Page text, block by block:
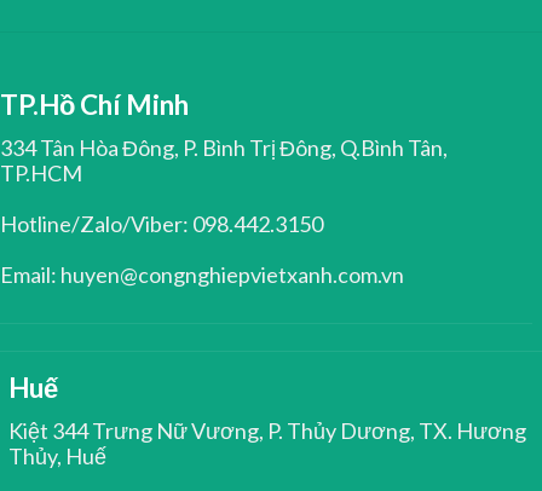
TP.Hồ Chí Minh
334 Tân Hòa Đông, P. Bình Trị Đông, Q.Bình Tân,
TP.HCM
Hotline/Zalo/Viber: 098.442.3150
Email: huyen@congnghiepvietxanh.com.vn
Huế
Kiệt 344 Trưng Nữ Vương, P. Thủy Dương, TX. Hương
Thủy, Huế